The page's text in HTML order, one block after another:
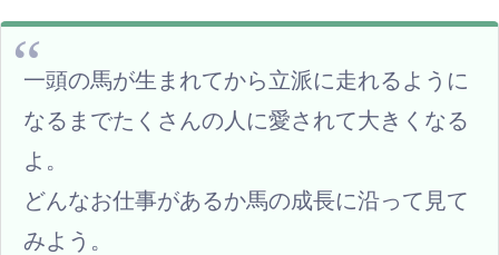
一頭の馬が生まれてから立派に走れるように
なるまでたくさんの人に愛されて大きくなる
よ。
どんなお仕事があるか馬の成長に沿って見て
みよう。